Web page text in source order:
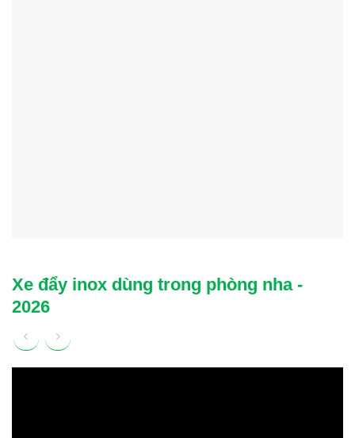
Xe đẩy inox dùng trong phòng nha -
2026